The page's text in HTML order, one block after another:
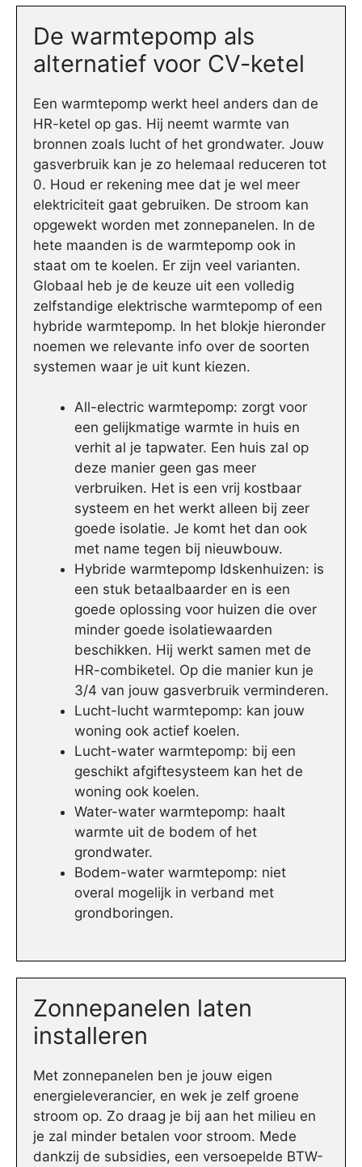
De warmtepomp als
alternatief voor CV-ketel
Een warmtepomp werkt heel anders dan de
HR-ketel op gas. Hij neemt warmte van
bronnen zoals lucht of het grondwater. Jouw
gasverbruik kan je zo helemaal reduceren tot
0. Houd er rekening mee dat je wel meer
elektriciteit gaat gebruiken. De stroom kan
opgewekt worden met zonnepanelen. In de
hete maanden is de warmtepomp ook in
staat om te koelen. Er zijn veel varianten.
Globaal heb je de keuze uit een volledig
zelfstandige elektrische warmtepomp of een
hybride warmtepomp. In het blokje hieronder
noemen we relevante info over de soorten
systemen waar je uit kunt kiezen.
All-electric warmtepomp: zorgt voor
een gelijkmatige warmte in huis en
verhit al je tapwater. Een huis zal op
deze manier geen gas meer
verbruiken. Het is een vrij kostbaar
systeem en het werkt alleen bij zeer
goede isolatie. Je komt het dan ook
met name tegen bij nieuwbouw.
Hybride warmtepomp Idskenhuizen: is
een stuk betaalbaarder en is een
goede oplossing voor huizen die over
minder goede isolatiewaarden
beschikken. Hij werkt samen met de
HR-combiketel. Op die manier kun je
3/4 van jouw gasverbruik verminderen.
Lucht-lucht warmtepomp: kan jouw
woning ook actief koelen.
Lucht-water warmtepomp: bij een
geschikt afgiftesysteem kan het de
woning ook koelen.
Water-water warmtepomp: haalt
warmte uit de bodem of het
grondwater.
Bodem-water warmtepomp: niet
overal mogelijk in verband met
grondboringen.
Zonnepanelen laten
installeren
Met zonnepanelen ben je jouw eigen
energieleverancier, en wek je zelf groene
stroom op. Zo draag je bij aan het milieu en
je zal minder betalen voor stroom. Mede
dankzij de subsidies, een versoepelde BTW-